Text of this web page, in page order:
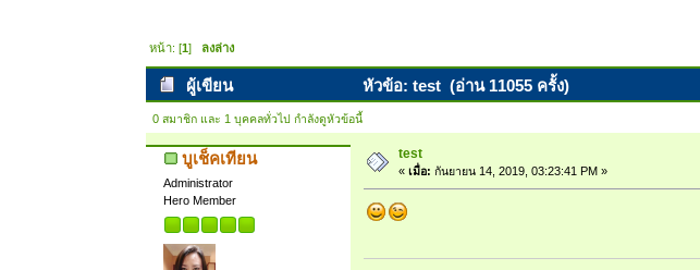
หน้า: [1] ลงล่าง
ผู้เขียน หัวข้อ: test (อ่าน 11055 ครั้ง)
0 สมาชิก และ 1 บุคคลทั่วไป กำลังดูหัวข้อนี้
บูเช็คเทียน
Administrator
Hero Member
test
«เมื่อ: กันยายน 14, 2019, 03:23:41 PM »